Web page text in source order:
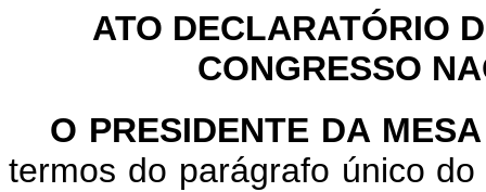
ATO DECLARATÓRIO
CONGRESSO
O PRESIDENTE DA
termos do parágrafo único